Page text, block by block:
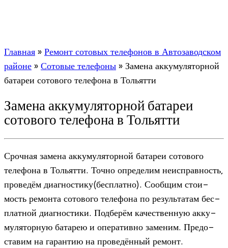
Главная»Ремонт сотовых телефонов в Автозаводском
районе»Сотовые телефоны»Замена аккумуляторной
батареи сотового телефона в Тольятти
Замена аккумуляторной батареи
сотового телефона в Тольятти
Сроч­ная замена акку­му­ля­тор­ной бата­реи сото­вого
теле­фона в Тольятти. Точно опре­де­лим неис­прав­ность,
про­ве­дём диагностику(бесплатно). Сооб­щим сто­и­
мость ремонта сото­вого теле­фона по резуль­та­там бес­
плат­ной диа­гно­стики. Под­бе­рём каче­ствен­ную акку­
му­ля­тор­ную бата­рею и опе­ра­тивно заме­ним. Предо­
ста­вим на гаран­тию на про­ве­дён­ный ремонт.